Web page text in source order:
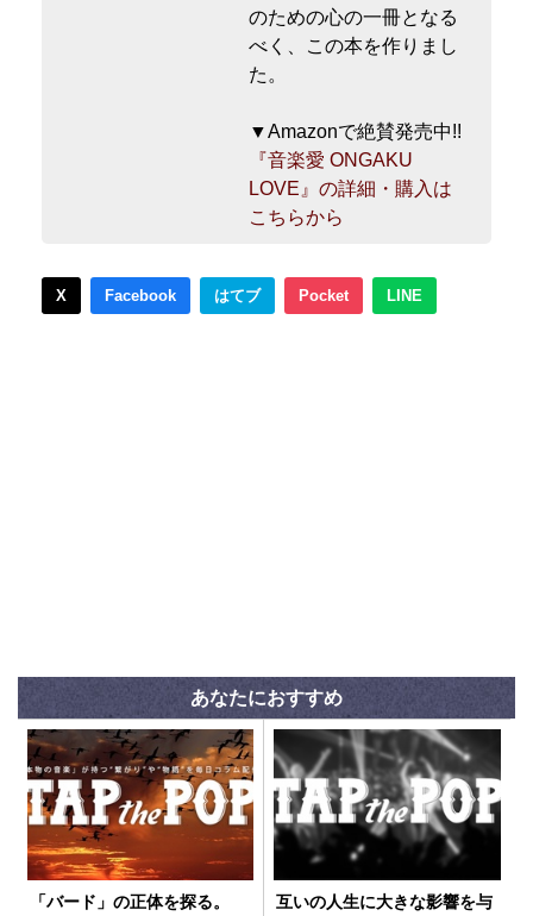
のための心の一冊となる
べく、この本を作りまし
た。
▼Amazonで絶賛発売中!!
『音楽愛 ONGAKU
LOVE』の詳細・購入は
こちらから
X Facebook はてブ Pocket LINE
あなたにおすすめ
「バード」の正体を探る。
互いの人生に大きな影響を与